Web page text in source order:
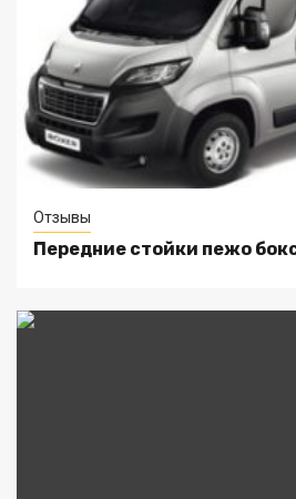
Отзывы
Передние стойки пежо